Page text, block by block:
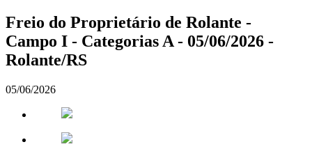
Freio do Proprietário de Rolante -
Campo I - Categorias A - 05/06/2026 -
Rolante/RS
05/06/2026